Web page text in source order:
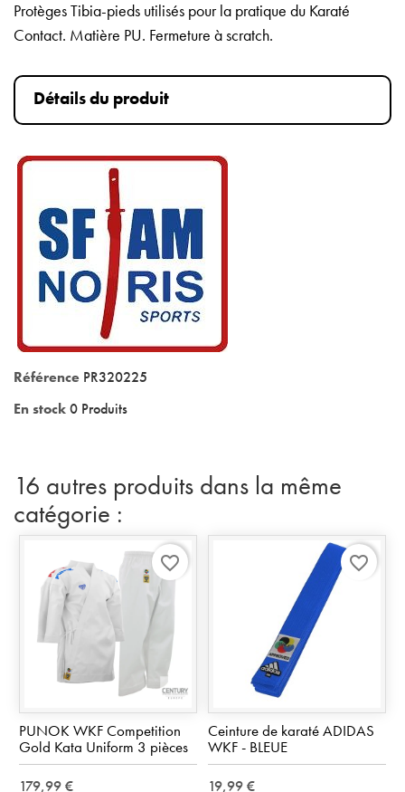
Protèges Tibia-pieds utilisés pour la pratique du Karaté
Contact. Matière PU. Fermeture à scratch.
Détails du produit
Référence PR320225
En stock0 Produits
16 autres produits dans la même
catégorie :
PUNOK WKF Competition
Gold Kata Uniform 3 pièces
179,99 €
favorite_border
Ceinture de karaté ADIDAS
WKF - BLEUE
19,99 €
favorite_border